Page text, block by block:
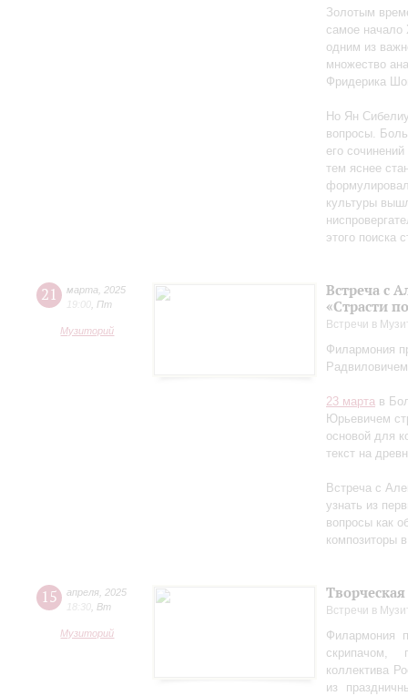
Золотым
самое начало
одним из
множество
Фридерика
Но Ян
вопросы.
его
тем яснее
культуры
этого поиска
21 марта
2025
19:00 Пт
Музиторий
Встреча с
«Страсти
Встречи в
Филармония
23 марта в
Юрьевичем
основой для
текст на
Встреча с
узнать из
вопросы как
композиторы
15 апреля 2025
18:30 Вт
Музиторий
Встречи в
Филармония
скрипачом,
коллектива
из